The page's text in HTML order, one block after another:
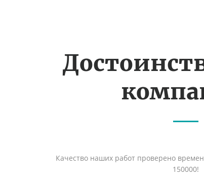
Качество наших работ проверено
150000!